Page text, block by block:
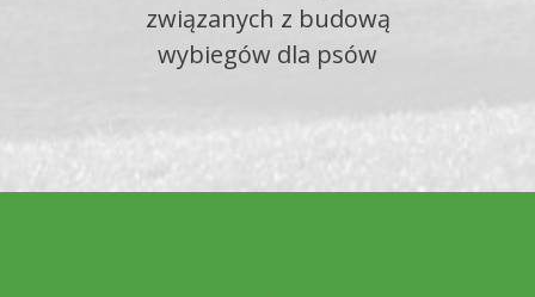
związanych z budową
wybiegów dla psów